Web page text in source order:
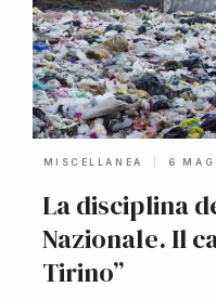
MISCELLANEA 6
La disciplina
Nazionale. Il
Tirino”